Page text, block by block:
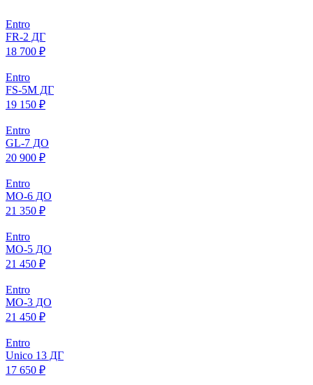
Entro
FR-2 ДГ
18 700 ₽
Entro
FS-5M ДГ
19 150 ₽
Entro
GL-7 ДО
20 900 ₽
Entro
МO-6 ДО
21 350 ₽
Entro
МO-5 ДО
21 450 ₽
Entro
МO-3 ДО
21 450 ₽
Entro
Unico 13 ДГ
17 650 ₽